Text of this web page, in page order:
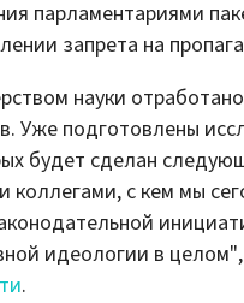
парламентариями
запрета на
науки
Уже подготовлены
будет сделан
коллегами, с кем мы
идеологии в
.